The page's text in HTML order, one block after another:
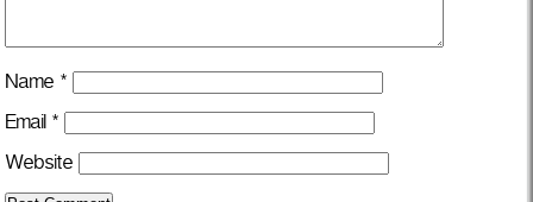
Name *
Email *
Website